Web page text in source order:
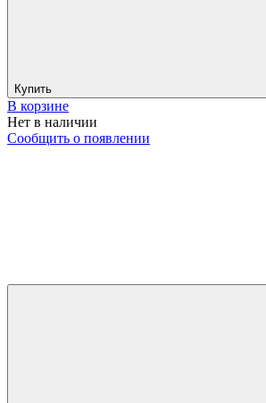
Купить
В корзине
Нет в наличии
Сообщить о появлении